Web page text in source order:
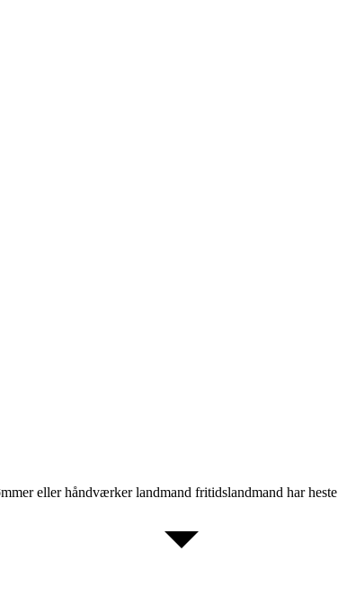
eller håndværker landmand fritidslandmand har